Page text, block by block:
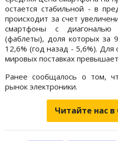
остается стабильной - в
происходит за счет
смартфоны с
(фаблеты), доля которых за
12,6% (год назад - 5,6%). Для
мировых поставках
Ранее сообщалось о том,
рынок электроники.
Читайте нас в